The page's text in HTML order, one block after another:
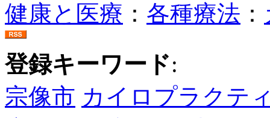
健康と医療 ： 各種療法 ：
登録キーワード:
宗像市 カイロプラクテ